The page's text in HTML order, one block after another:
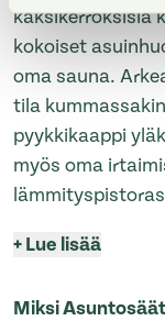
kaksikerroksisia
kokoiset
oma sauna.
tila
pyykkikaappi
myös oma
+Lue lisää
Miksi